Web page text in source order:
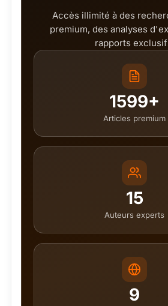
Accès illimité à des
premium, des analyses
rapports
1599+
Articles premium
15
Auteurs experts
9